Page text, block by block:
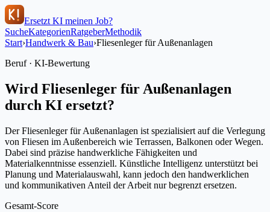
Ersetzt KI meinen Job?
SucheKategorienRatgeberMethodik
Start›Handwerk & Bau›Fliesenleger für Außenanlagen
Beruf · KI-Bewertung
Wird Fliesenleger für Außenanlagen
durch KI ersetzt?
Der Fliesenleger für Außenanlagen ist spezialisiert auf die Verlegung
von Fliesen im Außenbereich wie Terrassen, Balkonen oder Wegen.
Dabei sind präzise handwerkliche Fähigkeiten und
Materialkenntnisse essenziell. Künstliche Intelligenz unterstützt bei
Planung und Materialauswahl, kann jedoch den handwerklichen
und kommunikativen Anteil der Arbeit nur begrenzt ersetzen.
Gesamt-Score